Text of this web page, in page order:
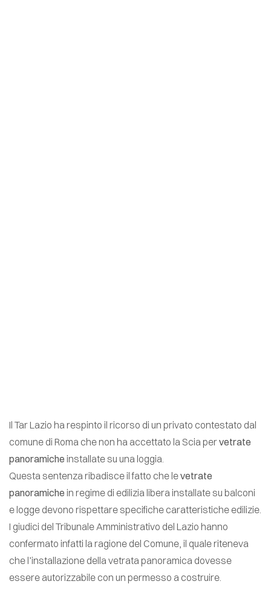
Il Tar Lazio ha respinto il ricorso di un privato contestato dal
comune di Roma che non ha accettato la Scia pervetrate
panoramiche installate su una loggia.
Questa sentenza ribadisce il fatto che levetrate
panoramiche in regime di edilizia libera installate su balconi
e logge devono rispettare specifiche caratteristiche edilizie.
I giudici del Tribunale Amministrativo del Lazio hanno
confermato infatti la ragione del Comune, il quale riteneva
che l’installazione della vetrata panoramica dovesse
essere autorizzabile con un permesso a costruire.